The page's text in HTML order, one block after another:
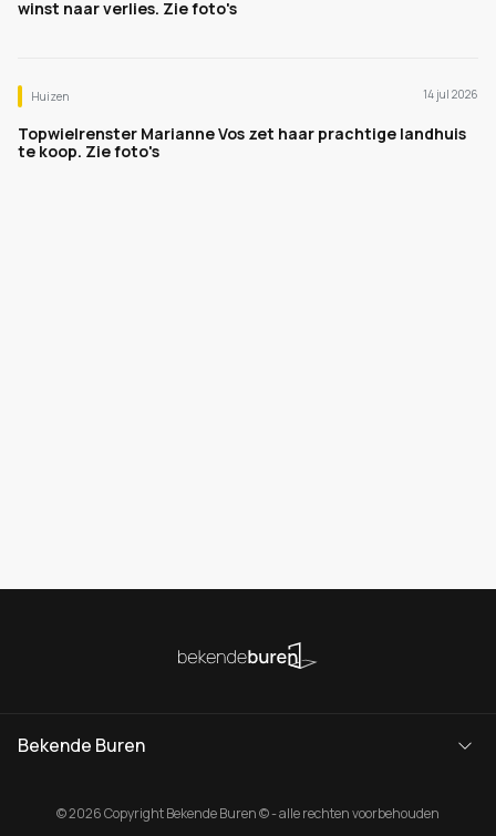
winst naar verlies. Zie foto's
Huizen 14 jul 2026
Topwielrenster Marianne Vos zet haar prachtige landhuis
te koop. Zie foto's
Bekende Buren
© 2026 Copyright Bekende Buren © - alle rechten voorbehouden